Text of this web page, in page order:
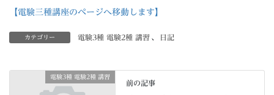
【電験三種講座のページへ移動します】
カテゴリー 電験3種 電験2種 講習 、 日記
電験3種 電験2種 講習
前の記事